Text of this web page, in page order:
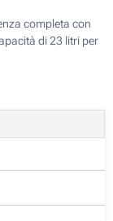
completa con
di 23 litri per